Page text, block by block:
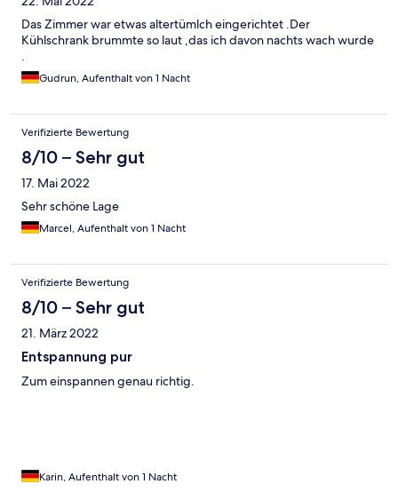
Das Zimmer war etwas altertümlch eingerichtet .Der
Kühlschrank brummte so laut ,das ich davon nachts wach wurde
.
Gudrun, Aufenthalt von 1 Nacht
Verifizierte Bewertung
8/10 – Sehr gut
17. Mai 2022
Sehr schöne Lage
Marcel, Aufenthalt von 1 Nacht
Verifizierte Bewertung
8/10 – Sehr gut
21. März 2022
Entspannung pur
Zum einspannen genau richtig.
Karin, Aufenthalt von 1 Nacht